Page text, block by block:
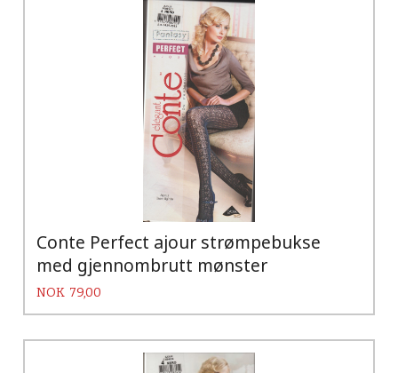
Conte Perfect ajour strømpebukse
med gjennombrutt mønster
Pris
NOK 79,00